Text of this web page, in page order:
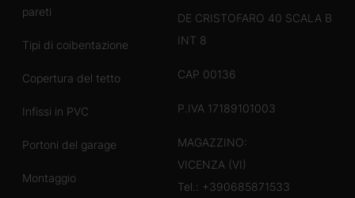
pareti
Tipi di coibentazione
Copertura del tetto
Infissi in PVC
Portoni del garage
Montaggio
DE CRISTOFARO 40 SCALA B
INT 8
CAP 00136
P.IVA 17189101003
MAGAZZINO:
VICENZA (VI)
Tel.: +390685871533